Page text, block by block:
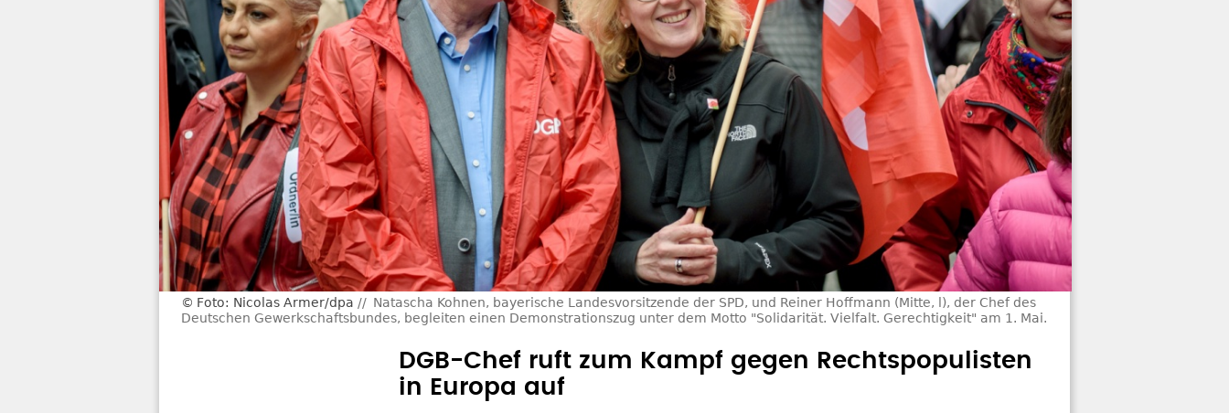
Foto: Nicolas Armer/dpa
Natascha Kohnen, bayerische Landesvorsitzende der SPD, und Reiner Hoffmann (Mitte, l), der Chef des
Deutschen Gewerkschaftsbundes, begleiten einen Demonstrationszug unter dem Motto "Solidarität. Vielfalt. Gerechtigkeit" am 1. Mai.
DGB-Chef ruft zum Kampf gegen Rechtspopulisten
in Europa auf